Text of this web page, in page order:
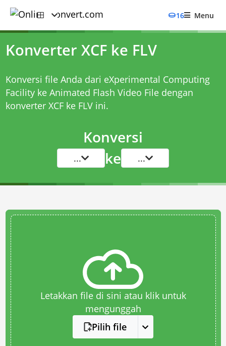
16 Menu
Konverter XCF ke FLV
Konversi file Anda dari eXperimental Computing
Facility ke Animated Flash Video File dengan
konverter XCF ke FLVini.
Konversi
... ke ...
Letakkan file di sini atau klik untuk
mengunggah
Pilih file